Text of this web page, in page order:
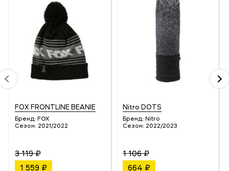
FOX FRONTLINE BEANIE
Бренд: FOX
Сезон: 2021/2022
3 119 ₽
1 559 ₽
Nitro DOTS
Бренд: Nitro
Сезон: 2022/2023
1 106 ₽
664 ₽